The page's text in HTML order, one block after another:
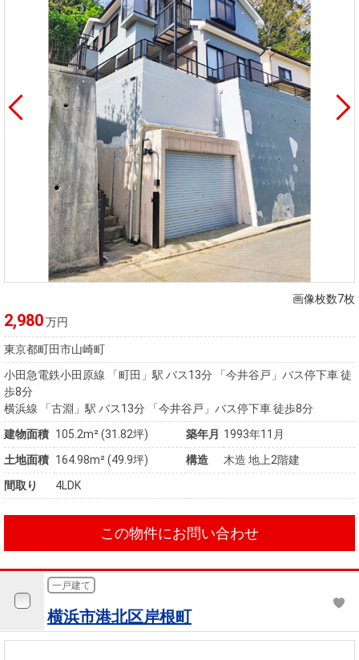
画像枚数7枚
2,980万円
東京都町田市山崎町
小田急電鉄小田原線 「町田」駅 バス13分 「今井谷戸」バス停下車 徒
歩8分
横浜線 「古淵」駅 バス13分 「今井谷戸」バス停下車 徒歩8分
建物面積 105.2m² (31.82坪) 築年月
1993年11月
土地面積 164.98m² (49.9坪) 構造
木造 地上2階建
間取り
4LDK
この物件にお問い合わせ
一戸建て
横浜市港北区岸根町